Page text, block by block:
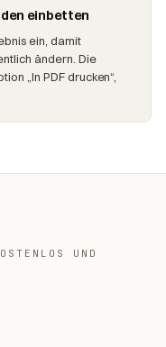
einbetten
ein, damit
ändern. Die
„In PDF drucken“,
UND